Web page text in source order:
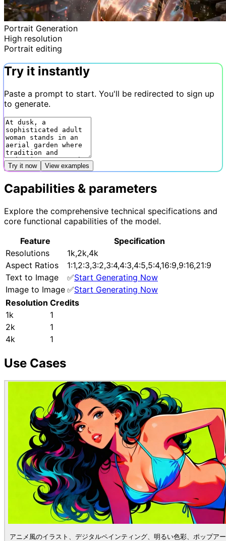
Portrait Generation
High resolution
Portrait editing
Try it instantly
Paste a prompt to start. You'll be redirected to sign up
to generate.
Try it now View examples
Capabilities & parameters
Explore the comprehensive technical specifications and
core functional capabilities of the model.
Feature
Specification
Resolutions
1k,2k,4k
Aspect Ratios
1:1,2:3,3:2,3:4,4:3,4:5,5:4,16:9,9:16,21:9
Text to Image
✅Start Generating Now
Image to Image ✅Start Generating Now
Resolution Credits
1k
1
2k
1
4k
1
Use Cases
アニメ風のイラスト、デジタルペインティング、明るい色彩、ポップア